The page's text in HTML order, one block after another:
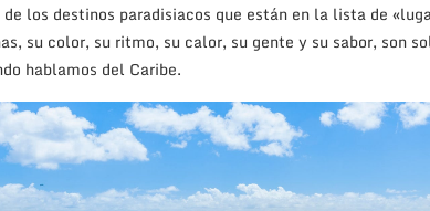
de los destinos paradisiacos que están en la lista de
su color, su ritmo, su calor, su gente y su sabor, son
hablamos del Caribe.